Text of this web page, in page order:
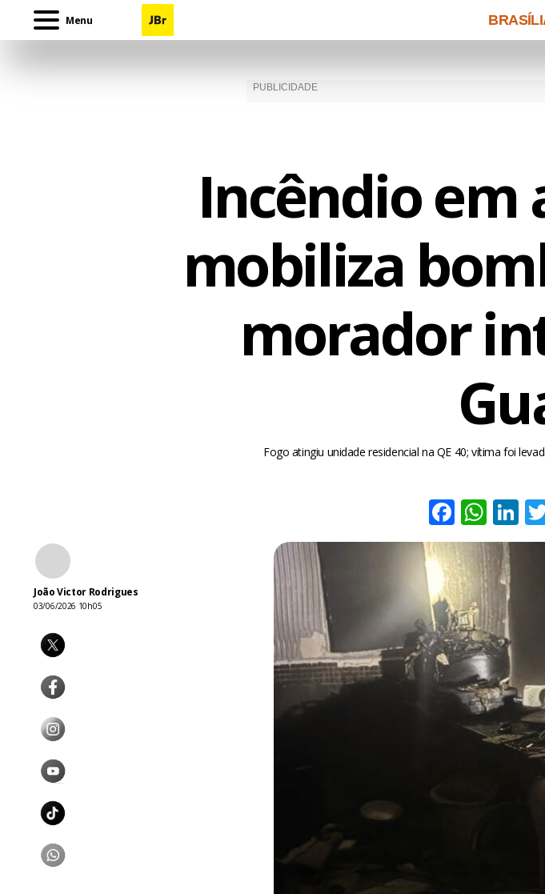
Menu
Incêndio
mobiliza
morador
Fogo atingiu unidade residencial na QE 40; vítima foi
João Victor Rodrigues
03/06/2026 10h05